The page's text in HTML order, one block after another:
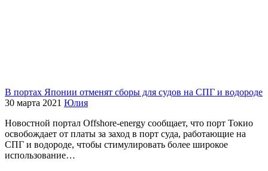
В портах Японии отменят сборы для судов на СПГ и водороде
30 марта 2021 Юлия
Новостной портал Offshore-energy сообщает, что порт Токио
освобождает от платы за заход в порт суда, работающие на
СПГ и водороде, чтобы стимулировать более широкое
использование…